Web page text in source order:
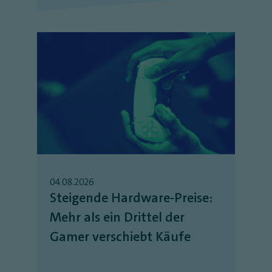
04.08.2026
Steigende Hardware-Preise:
Mehr als ein Drittel der
Gamer verschiebt Käufe